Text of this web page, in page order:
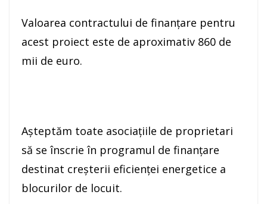
Valoarea contractului de finanțare pentru
acest proiect este de aproximativ 860 de
mii de euro.
Așteptăm toate asociațiile de proprietari
să se înscrie în programul de finanțare
destinat creșterii eficienței energetice a
blocurilor de locuit.